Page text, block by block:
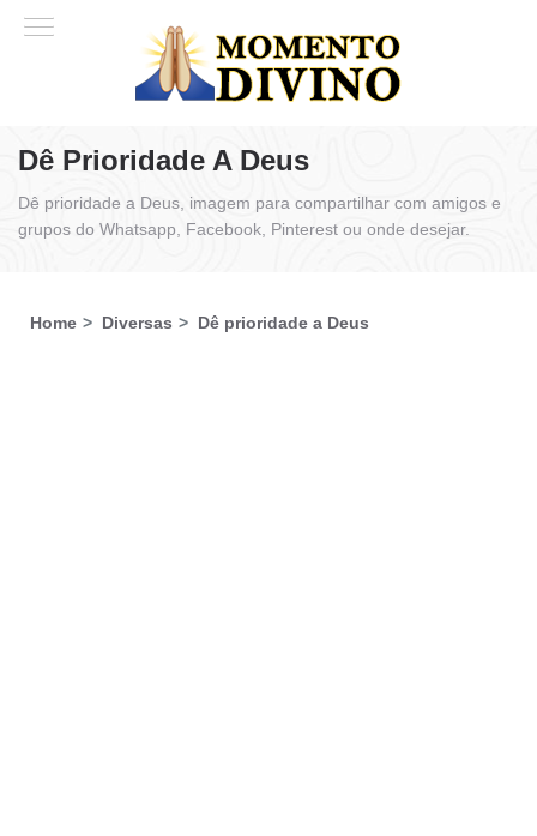
Dê Prioridade A Deus
Dê prioridade a Deus, imagem para compartilhar com amigos e
grupos do Whatsapp, Facebook, Pinterest ou onde desejar.
Home Diversas Dê prioridade a Deus